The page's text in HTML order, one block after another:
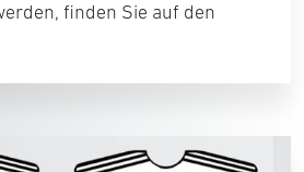
finden Sie auf den